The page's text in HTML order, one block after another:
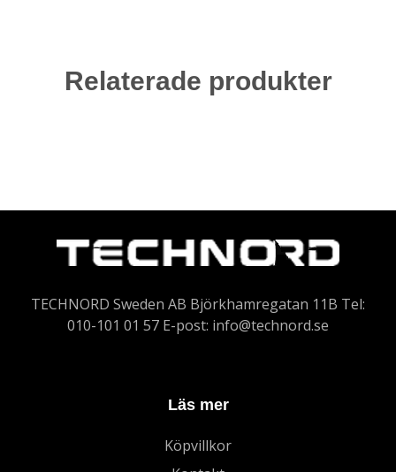
Relaterade produkter
TECHNORD Sweden AB Björkhamregatan 11B Tel:
010-101 01 57 E-post: info@technord.se
Läs mer
Köpvillkor